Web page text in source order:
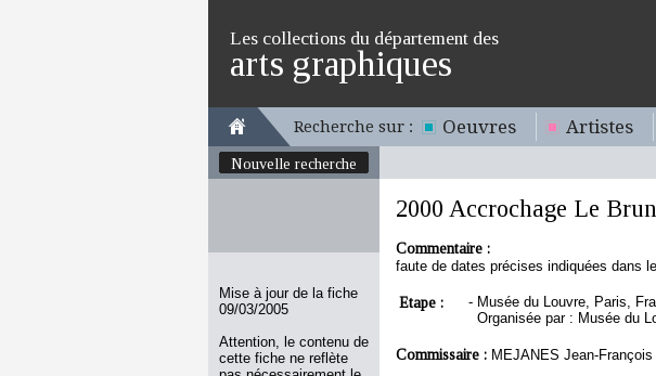
Les collections du département des
arts graphiques
Recherche sur : Oeuvres Artistes
Nouvelle recherche
Mise à jour de la fiche
09/03/2005
Attention, le contenu de
cette fiche ne reflète
2000 Accrochage Le
Commentaire :
faute de dates précises indiquées dans
Etape : - Musée du Louvre, Paris,
Organisée par : Musée du
Commissaire : MEJANES Jean-François